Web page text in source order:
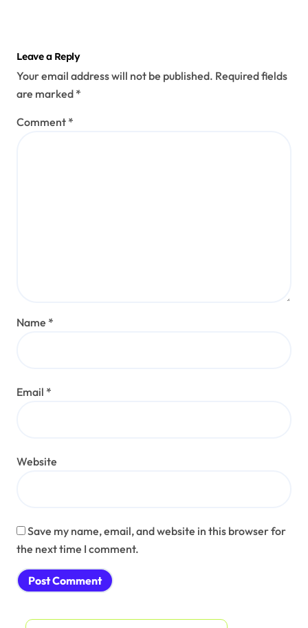
Leave a Reply
Your email address will not be published. Required fields
are marked *
Comment *
Name *
Email *
Website
Save my name, email, and website in this browser for
the next time I comment.